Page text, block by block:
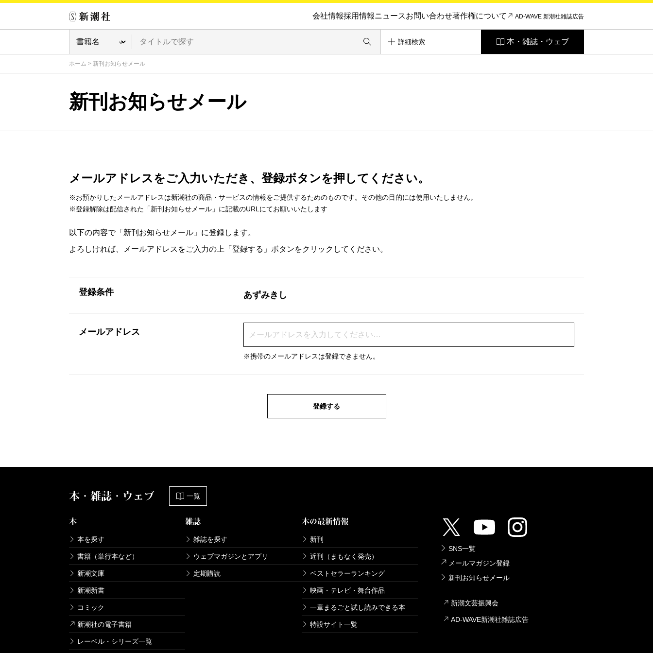
会社情報採用情報ニュースお問い合わせ著作権について AD-WAVE 新潮社雑誌広告
詳細検索 本・雑誌・ウェブ
ホーム > 新刊お知らせメール
新刊お知らせメール
メールアドレスをご入力いただき、登録ボタンを押してください。
※お預かりしたメールアドレスは新潮社の商品・サービスの情報をご提供するためのものです。その他の目的には使用いたしません。
※登録解除は配信された「新刊お知らせメール」に記載のURLにてお願いいたします
以下の内容で「新刊お知らせメール」に登録します。
よろしければ、メールアドレスをご入力の上「登録する」ボタンをクリックしてください。
登録条件 あずみきし
メールアドレス
※携帯のメールアドレスは登録できません。
登録する
本・雑誌・ウェブ 一覧
本
本を探す
書籍（単行本など）
新潮文庫
新潮新書
コミック
新潮社の電子書籍
レーベル・シリーズ一覧
雑誌
雑誌を探す
ウェブマガジンとアプリ
定期購読
本の最新情報
新刊
近刊（まもなく発売）
ベストセラーランキング
映画・テレビ・舞台作品
一章まるごと試し読みできる本
特設サイト一覧
SNS一覧
メールマガジン登録
新刊お知らせメール
新潮文芸振興会
AD-WAVE新潮社雑誌広告